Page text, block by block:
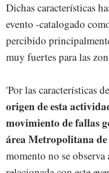
Dichas características
evento -catalogado
percibido
muy fuertes para las
'Por las características
origen de esta
movimiento de fallas
área Metropolitana
momento no se